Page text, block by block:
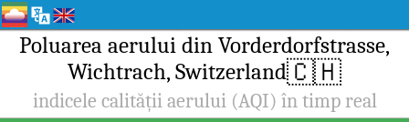
Poluarea aerului din Vorderdorfstrasse,
Wichtrach, Switzerland🇨🇭
indicele calității aerului (AQI) în timp real